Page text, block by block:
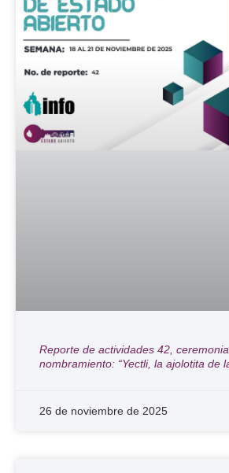
Reporte de actividades 42,
nombramiento: “Yectli, la ajolotita de
26 de noviembre de 2025